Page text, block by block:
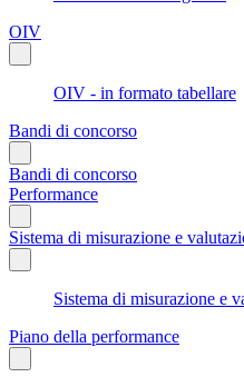
OIV
OIV - in formato tabellare
Bandi di concorso
Bandi di concorso
Performance
Sistema di misurazione e
Sistema di misurazione e
Piano della performance